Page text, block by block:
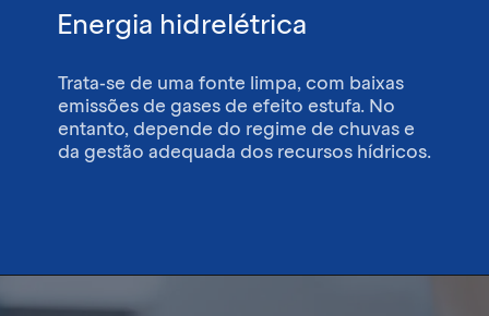
Trata-se de uma fonte limpa, com baixas
emissões de gases de efeito estufa. No
entanto, depende do regime de chuvas e
da gestão adequada dos recursos hídricos.
Energia hidrelétrica